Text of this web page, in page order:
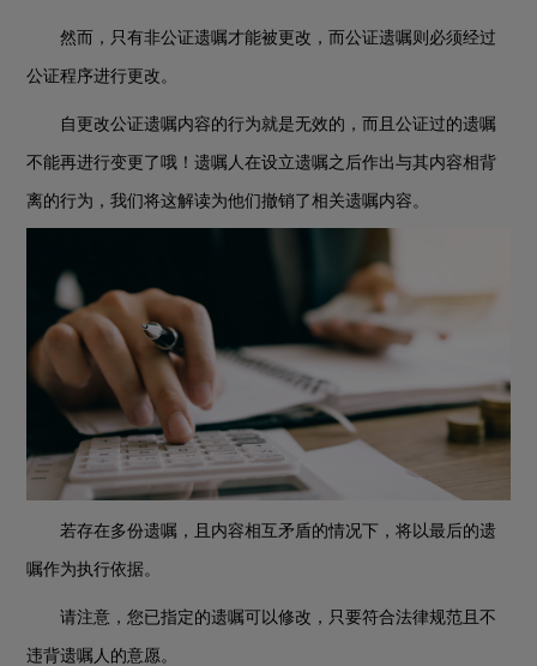
然而，只有非公证遗嘱才能被更改，而公证遗嘱则必须经过
公证程序进行更改。
自更改公证遗嘱内容的行为就是无效的，而且公证过的遗嘱
不能再进行变更了哦！遗嘱人在设立遗嘱之后作出与其内容相背
离的行为，我们将这解读为他们撤销了相关遗嘱内容。
若存在多份遗嘱，且内容相互矛盾的情况下，将以最后的遗
嘱作为执行依据。
请注意，您已指定的遗嘱可以修改，只要符合法律规范且不
违背遗嘱人的意愿。